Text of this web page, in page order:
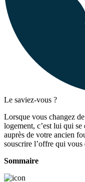
Le saviez-vous ?
Lorsque vous changez
logement, c’est lui qui
auprès de votre ancien
souscrire l’offre qui
Sommaire